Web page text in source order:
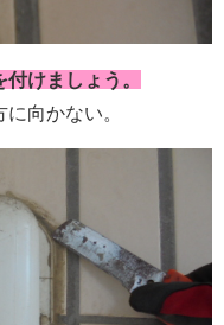
けましょう。
向かない。